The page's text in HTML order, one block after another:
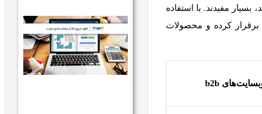
مفیدند. با استفاده
برقرار کرده و محصولات
b2b